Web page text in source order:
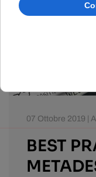
07 Ottobre 2019 |
BEST